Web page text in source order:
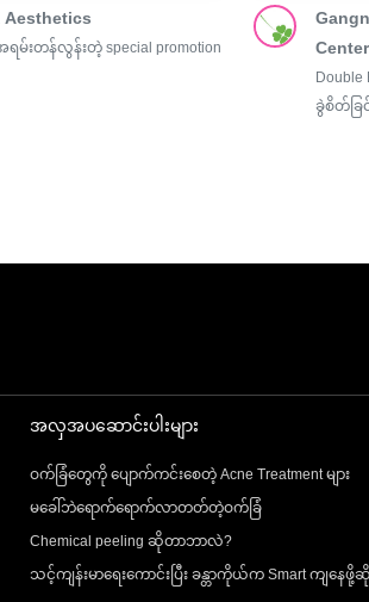
မ်းတန်လွန်းတဲ့ special promotion
Center
ခွဲစိတ်ခြ
အလှအပဆောင်းပါးများ
ဝက်ခြံတွေကို ပျောက်ကင်းစေတဲ့ Acne Treatment များ
မခေါ်ဘဲရောက်ရောက်လာတတ်တဲ့ဝက်ခြံ
Chemical peeling ဆိုတာဘာလဲ?
သင့်ကျန်းမာရေးကောင်းပြီး ခန္တာကိုယ်က Smart ကျနေဖို့